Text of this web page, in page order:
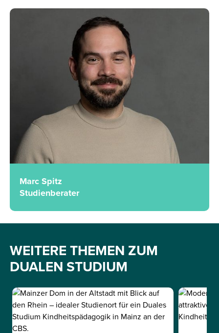
Marc Spitz
Studienberater
WEITERE THEMEN ZUM
DUALEN STUDIUM